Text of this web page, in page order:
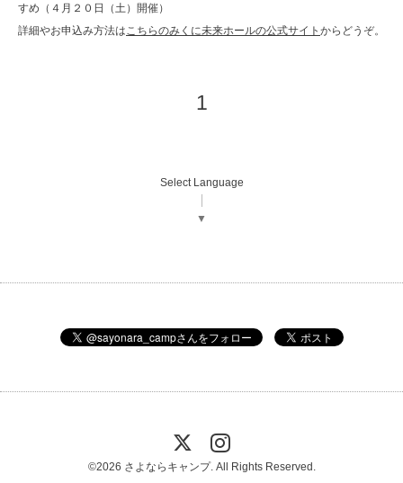
すめ（４月２０日（土）開催）
詳細やお申込み方法は こちらのみくに未来ホールの公式サイト からどうぞ。
1
Select Language
▼
©2026 さよならキャンプ. All Rights Reserved.